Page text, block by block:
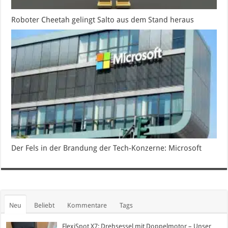
Roboter Cheetah gelingt Salto aus dem Stand heraus
Der Fels in der Brandung der Tech-Konzerne: Microsoft
Neu Beliebt Kommentare Tags
FlexiSpot X7: Drehsessel mit Doppelmotor – Unser